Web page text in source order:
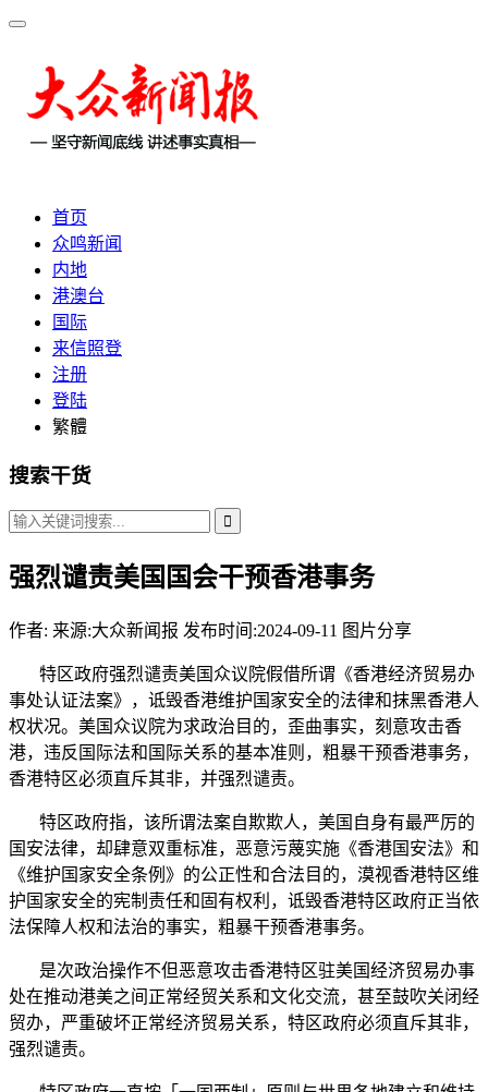
首页
众鸣新闻
内地
港澳台
国际
来信照登
注册
登陆
繁體
搜索干货
强烈谴责美国国会干预香港事务
作者: 来源:大众新闻报 发布时间:2024-09-11 图片分享
特区政府强烈谴责美国众议院假借所谓《香港经济贸易办
事处认证法案》，诋毁香港维护国家安全的法律和抹黑香港人
权状况。美国众议院为求政治目的，歪曲事实，刻意攻击香
港，违反国际法和国际关系的基本准则，粗暴干预香港事务，
香港特区必须直斥其非，并强烈谴责。
特区政府指，该所谓法案自欺欺人，美国自身有最严厉的
国安法律，却肆意双重标准，恶意污蔑实施《香港国安法》和
《维护国家安全条例》的公正性和合法目的，漠视香港特区维
护国家安全的宪制责任和固有权利，诋毁香港特区政府正当依
法保障人权和法治的事实，粗暴干预香港事务。
是次政治操作不但恶意攻击香港特区驻美国经济贸易办事
处在推动港美之间正常经贸关系和文化交流，甚至鼓吹关闭经
贸办，严重破坏正常经济贸易关系，特区政府必须直斥其非，
强烈谴责。